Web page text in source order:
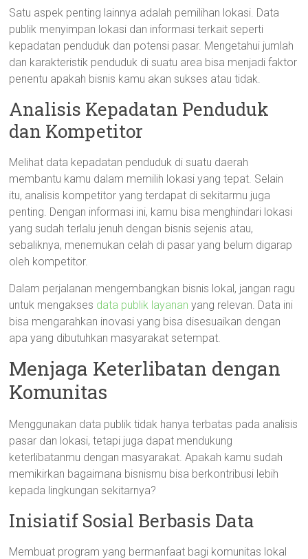
Satu aspek penting lainnya adalah pemilihan lokasi. Data
publik menyimpan lokasi dan informasi terkait seperti
kepadatan penduduk dan potensi pasar. Mengetahui jumlah
dan karakteristik penduduk di suatu area bisa menjadi faktor
penentu apakah bisnis kamu akan sukses atau tidak.
Analisis Kepadatan Penduduk
dan Kompetitor
Melihat data kepadatan penduduk di suatu daerah
membantu kamu dalam memilih lokasi yang tepat. Selain
itu, analisis kompetitor yang terdapat di sekitarmu juga
penting. Dengan informasi ini, kamu bisa menghindari lokasi
yang sudah terlalu jenuh dengan bisnis sejenis atau,
sebaliknya, menemukan celah di pasar yang belum digarap
oleh kompetitor.
Dalam perjalanan mengembangkan bisnis lokal, jangan ragu
untuk mengakses data publik layanan yang relevan. Data ini
bisa mengarahkan inovasi yang bisa disesuaikan dengan
apa yang dibutuhkan masyarakat setempat.
Menjaga Keterlibatan dengan
Komunitas
Menggunakan data publik tidak hanya terbatas pada analisis
pasar dan lokasi, tetapi juga dapat mendukung
keterlibatanmu dengan masyarakat. Apakah kamu sudah
memikirkan bagaimana bisnismu bisa berkontribusi lebih
kepada lingkungan sekitarnya?
Inisiatif Sosial Berbasis Data
Membuat program yang bermanfaat bagi komunitas lokal